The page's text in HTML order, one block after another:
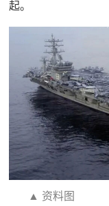
追
踪
防
起。
▲ 资料图